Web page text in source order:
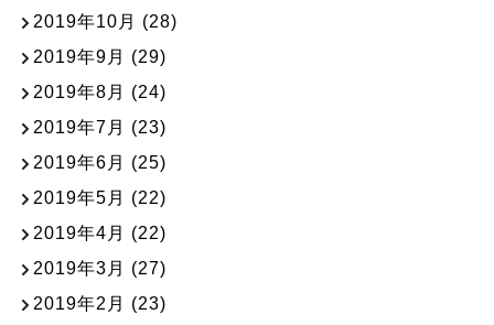
2019年10月 (28)
2019年9月 (29)
2019年8月 (24)
2019年7月 (23)
2019年6月 (25)
2019年5月 (22)
2019年4月 (22)
2019年3月 (27)
2019年2月 (23)